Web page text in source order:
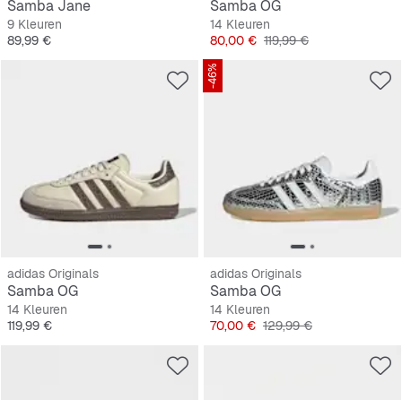
Samba Jane
9 Kleuren
Prijs
89,99 €
Samba OG
14 Kleuren
Prijs
80,00 € Originele Prijs
119,99 €
adidas Originals
Samba OG
14 Kleuren
Prijs
119,99 €
-46%
adidas Originals
Samba OG
14 Kleuren
Prijs
70,00 € Originele Prijs
129,99 €